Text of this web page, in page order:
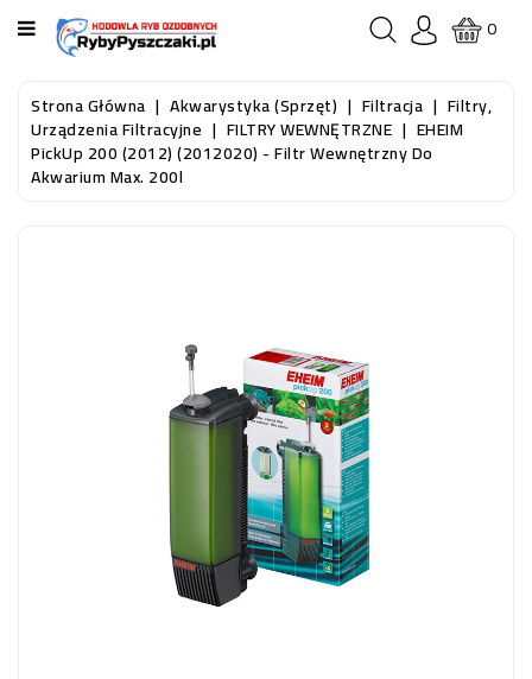
KATEGORIA
STRONA
GŁÓWNA
RYBY
0
Strona Główna Akwarystyka (sprzęt) Filtracja Filtry,
Urządzenia Filtracyjne FILTRY WEWNĘTRZNE EHEIM
PickUp 200 (2012) (2012020) - Filtr Wewnętrzny Do
Akwarium Max. 200l